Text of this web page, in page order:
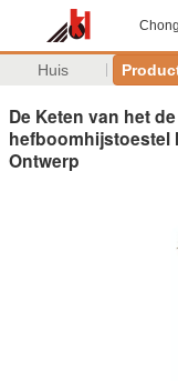
Huis
De Keten van het
hefboomhijstoestel
Ontwerp